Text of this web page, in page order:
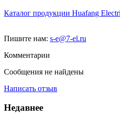
Каталог продукции Huafang
Пишите нам: s-e@7-el.ru
Комментарии
Сообщения не найдены
Написать отзыв
Недавнее